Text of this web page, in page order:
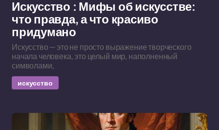
Искусство : Мифы об искусстве:
что правда, а что красиво
придумано
Искусство — это не просто выражение творческого
начала человека, это целый мир, наполненный
символами,
искусство